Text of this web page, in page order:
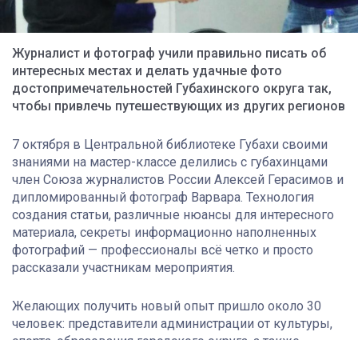
Журналист и фотограф учили правильно писать об
интересных местах и делать удачные фото
достопримечательностей Губахинского округа так,
чтобы привлечь путешествующих из других регионов
7 октября в Центральной библиотеке Губахи своими
знаниями на мастер-классе делились с губахинцами
член Союза журналистов России Алексей Герасимов и
дипломированный фотограф Варвара. Технология
создания статьи, различные нюансы для интересного
материала, секреты информационно наполненных
фотографий — профессионалы всё четко и просто
рассказали участникам мероприятия.
Желающих получить новый опыт пришло около 30
человек: представители администрации от культуры,